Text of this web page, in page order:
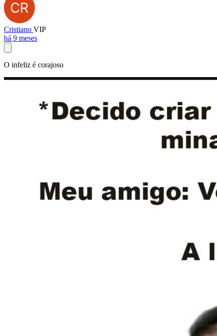
Cristiano VIP
há 9 meses
O infeliz é corajoso